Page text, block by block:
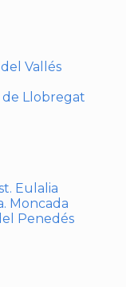
Vallés
de Llobregat
Eulalia
Moncada
Penedés